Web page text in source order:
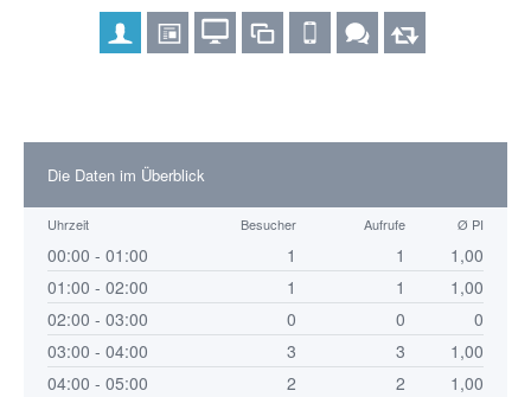
Die Daten im Überblick
Uhrzeit Besucher Aufrufe Ø PI
00:00 - 01:00 1 1
1,00
01:00 - 02:00
1 1
1,00
02:00 - 03:00
0 0
0
03:00 - 04:00
3 3
1,00
04:00 - 05:00
2 2
1,00